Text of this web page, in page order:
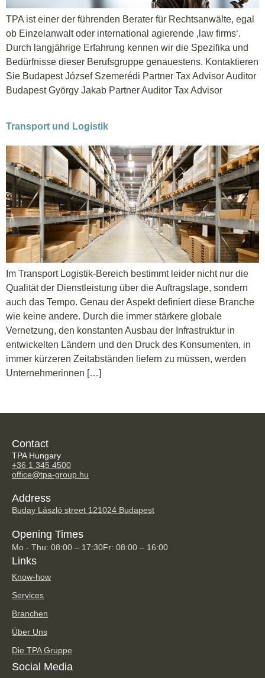
TPA ist einer der führenden Berater für Rechtsanwälte, egal
ob Einzelanwalt oder international agierende ‚law firms‘.
Durch langjährige Erfahrung kennen wir die Spezifika und
Bedürfnisse dieser Berufsgruppe genauestens. Kontaktieren
Sie Budapest József Szemerédi Partner Tax Advisor Auditor
Budapest György Jakab Partner Auditor Tax Advisor
Transport und Logistik
Im Transport Logistik-Bereich bestimmt leider nicht nur die
Qualität der Dienstleistung über die Auftragslage, sondern
auch das Tempo. Genau der Aspekt definiert diese Branche
wie keine andere. Durch die immer stärkere globale
Vernetzung, den konstanten Ausbau der Infrastruktur in
entwickelten Ländern und den Druck des Konsumenten, in
immer kürzeren Zeitabständen liefern zu müssen, werden
Unternehmerinnen […]
Contact
TPA Hungary
+36 1 345 4500
office@tpa-group.hu
Address
Buday László street 121024 Budapest
Opening Times
Mo - Thu: 08:00 – 17:30Fr: 08:00 – 16:00
Links
Know-how
Services
Branchen
Über Uns
Die TPA Gruppe
Social Media